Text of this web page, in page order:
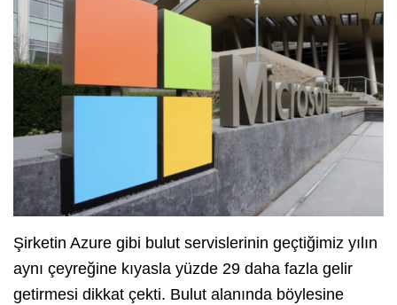
Şirketin Azure gibi bulut servislerinin geçtiğimiz yılın
aynı çeyreğine kıyasla yüzde 29 daha fazla gelir
getirmesi dikkat çekti. Bulut alanında böylesine